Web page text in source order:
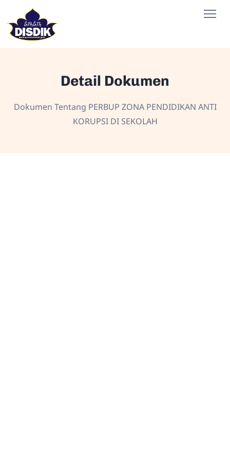
Detail Dokumen
Dokumen Tentang PERBUP ZONA PENDIDIKAN ANTI
KORUPSI DI SEKOLAH